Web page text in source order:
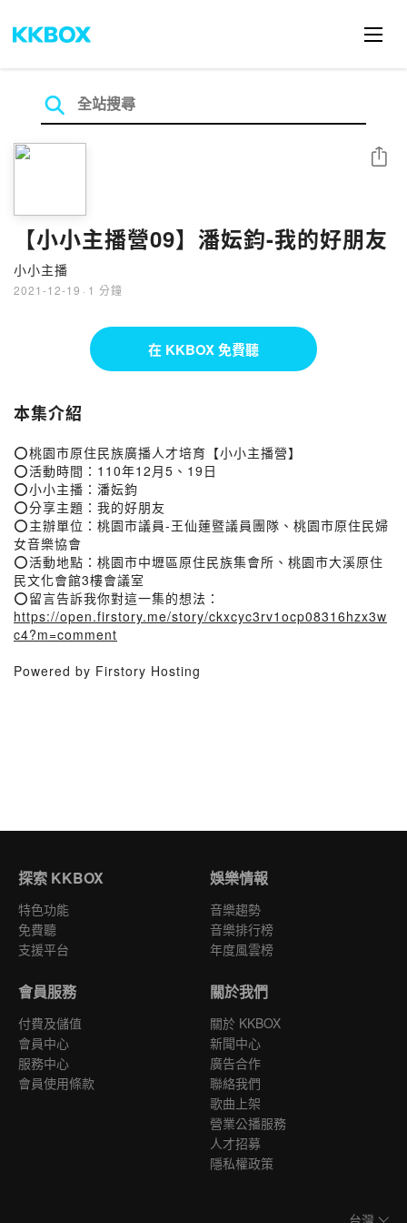
【小小主播營09】潘妘鈞-我的好朋友
小小主播
2021-12-19 · 1 分鐘
分享
在 KKBOX 免費聽
本集介紹
⭕桃園市原住民族廣播人才培育【小小主播營】
⭕活動時間：110年12月5、19日
⭕小小主播：潘妘鈞
⭕分享主題：我的好朋友
⭕主辦單位：桃園市議員-王仙蓮暨議員團隊、桃園市原住民婦
女音樂協會
⭕活動地點：桃園市中壢區原住民族集會所、桃園市大溪原住
民文化會館3樓會議室
⭕留言告訴我你對這一集的想法：
https://open.firstory.me/story/ckxcyc3rv1ocp08316hzx3w
c4?m=comment
Powered by Firstory Hosting
探索 KKBOX
特色功能
免費聽
支援平台
娛樂情報
音樂趨勢
音樂排行榜
年度風雲榜
會員服務
付費及儲值
會員中心
服務中心
會員使用條款
關於我們
關於 KKBOX
新聞中心
廣告合作
聯絡我們
歌曲上架
營業公播服務
人才招募
隱私權政策
台灣